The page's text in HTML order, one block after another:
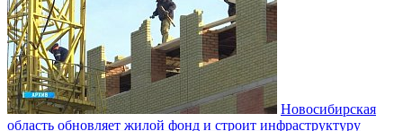
Новосибирская
область обновляет жилой фонд и строит инфраструктуру